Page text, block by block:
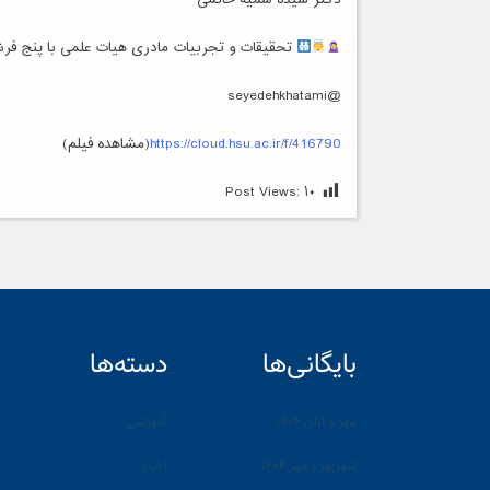
تحقیقات و تجربیات مادری هیات علمی با پنج
@seyedehkhatami
https://cloud.hsu.ac.ir/f/416790(مشاهده فیلم)
Post Views: ۱۰
بایگانی‌ها
مهر و آبان ۱۴۰۴
شهریور و مهر ۱۴۰۴
دسته‌ها
آموزشی
اخبار